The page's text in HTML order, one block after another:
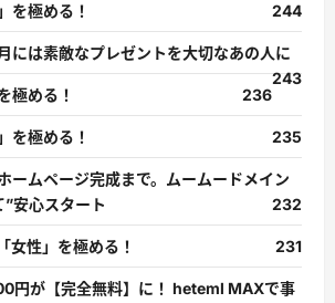
を極める！ 244
には素敵なプレゼントを大切なあの人に
243
極める！
236
を極める！ 235
ームページ完成まで。ムームードメイン
安心スタート
232
女性」を極める！ 231
円が【完全無料】に！ heteml MAXで事